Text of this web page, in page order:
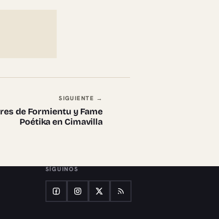
SIGUIENTE →
de Formientu y Fame
Poétika en Cimavilla
SÍGUINOS